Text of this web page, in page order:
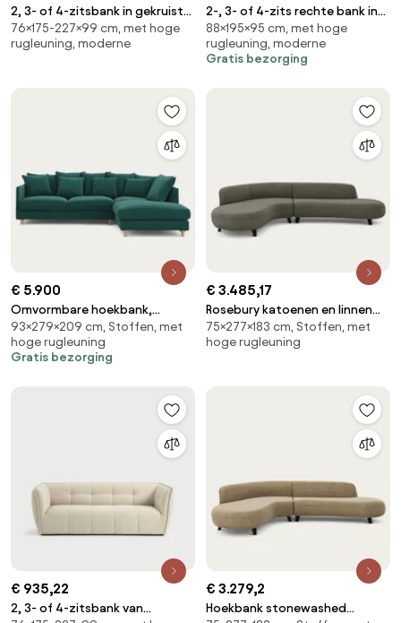
2, 3- of 4-zitsbank in gekruist
geweven chenille, SIMONE
76×175-227×99 cm, met hoge
rugleuning, moderne
2-, 3- of 4-zits rechte bank in
gemêleerd polyester, LADY
88×195×95 cm, met hoge
rugleuning, moderne
Gratis bezorging
€ 5.900
Omvormbare hoekbank,
Jasper-stof, LAZARE
93×279×209 cm, Stoffen, met
hoge rugleuning
Gratis bezorging
€ 3.485,17
Rosebury katoenen en linnen
hoekbank, ontwerp Emmanuel
Gallina
75×277×183 cm, Stoffen, met
hoge rugleuning
€ 935,22
2, 3- of 4-zitsbank van
€ 3.279,2
Hoekbank stonewashed